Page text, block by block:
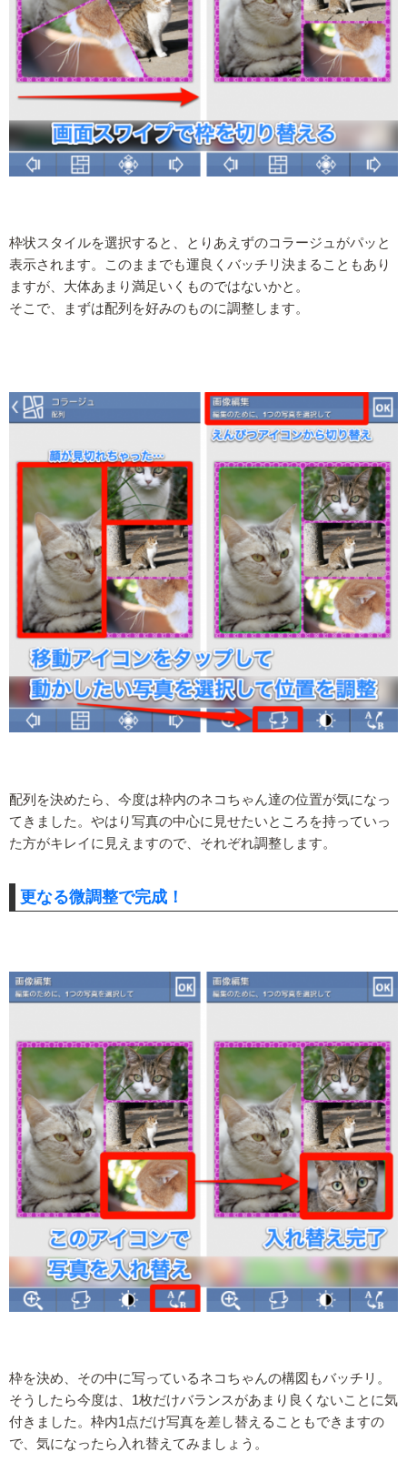
枠状スタイルを選択すると、とりあえずのコラージュがパッと
表示されます。このままでも運良くバッチリ決まることもあり
ますが、大体あまり満足いくものではないかと。
そこで、まずは配列を好みのものに調整します。
配列を決めたら、今度は枠内のネコちゃん達の位置が気になっ
てきました。やはり写真の中心に見せたいところを持っていっ
た方がキレイに見えますので、それぞれ調整します。
更なる微調整で完成！
枠を決め、その中に写っているネコちゃんの構図もバッチリ。
そうしたら今度は、1枚だけバランスがあまり良くないことに気
付きました。枠内1点だけ写真を差し替えることもできますの
で、気になったら入れ替えてみましょう。